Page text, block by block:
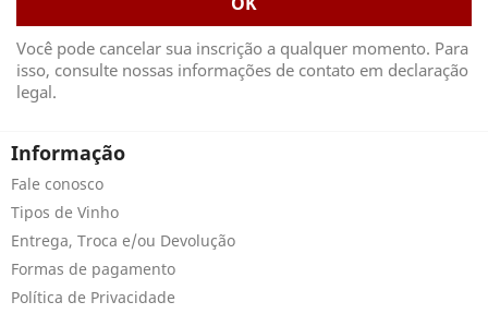
Você pode cancelar sua inscrição a qualquer momento. Para
isso, consulte nossas informações de contato em declaração
legal.
Informação
Fale conosco
Tipos de Vinho
Entrega, Troca e/ou Devolução
Formas de pagamento
Política de Privacidade